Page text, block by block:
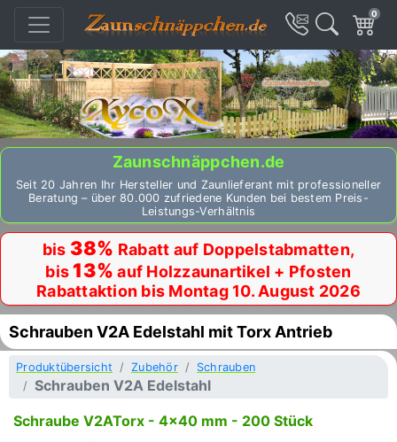
0
Zaunschnäppchen.de
Seit 20 Jahren Ihr Hersteller und Zaunlieferant mit professioneller
Beratung – über 80.000 zufriedene Kunden bei bestem Preis-
Leistungs-Verhältnis
bis 38% Rabatt auf Doppelstabmatten,
bis 13% auf Holzzaunartikel + Pfosten
Rabattaktion bis Montag 10. August 2026
Schrauben V2A Edelstahl mit Torx Antrieb
Produktübersicht Zubehör Schrauben
Schrauben V2A Edelstahl
Schraube V2ATorx - 4x40 mm - 200 Stück